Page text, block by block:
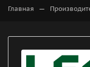
Главная —